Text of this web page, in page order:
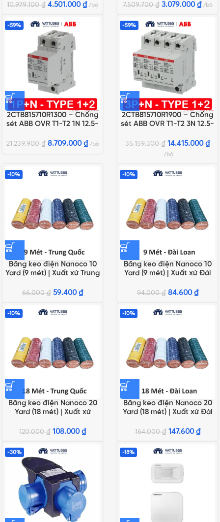
10.979.100₫ 4.501.000 ₫ bộ 7.509.700₫ 3.079.000 ₫ bộ
-59%
2CTB815710R1300 – Chống
sét ABB OVR T1-T2 1N 12.5-
21.239.900₫ 8.709.000 ₫ bộ
-59%
2CTB815710R1900 – Chống
sét ABB OVR T1-T2 3N 12.5-
35.159.300₫ 14.415.000 ₫
bộ
-10%
Băng keo điện Nanoco 10
Yard (9 mét) | Xuất xứ Trung
66.000₫ 59.400 ₫
-10%
Băng keo điện Nanoco 10
Yard (9 mét) | Xuất xứ Đài
94.000₫ 84.600 ₫
-10%
Băng keo điện Nanoco 20
Yard (18 mét) | Xuất xứ
120.000₫ 108.000 ₫
-10%
Băng keo điện Nanoco 20
Yard (18 mét) | Xuất xứ Đài
164.000₫ 147.600 ₫
-30% -18%